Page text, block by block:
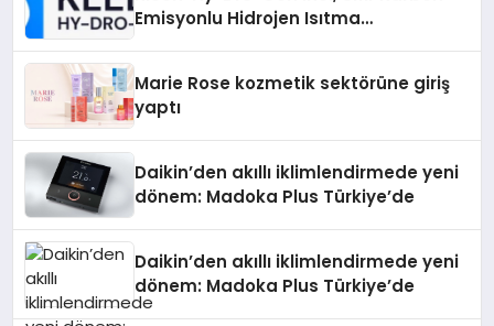
Emisyonlu Hidrojen Isıtma
Marie Rose kozmetik sektörüne giriş
yaptı
Daikin’den akıllı iklimlendirmede yeni
dönem: Madoka Plus Türkiye’de
Daikin’den akıllı iklimlendirmede yeni
dönem: Madoka Plus Türkiye’de